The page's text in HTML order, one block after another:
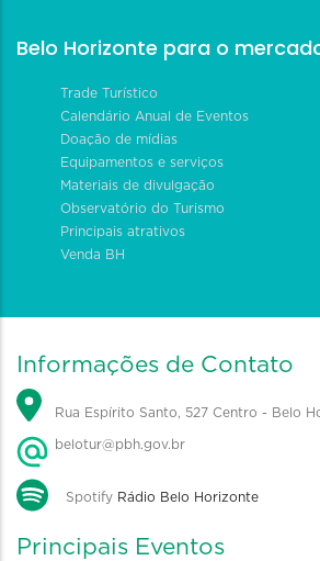
Belo Horizonte para o
Trade Turístico
Calendário Anual de Eventos
Doação de mídias
Equipamentos e serviços
Materiais de divulgação
Observatório do Turismo
Principais atrativos
Venda BH
Informações de Contato
Rua Espírito Santo, 527 Centro - Belo
belotur@pbh.gov.br
Spotify Rádio Belo Horizonte
Principais Eventos